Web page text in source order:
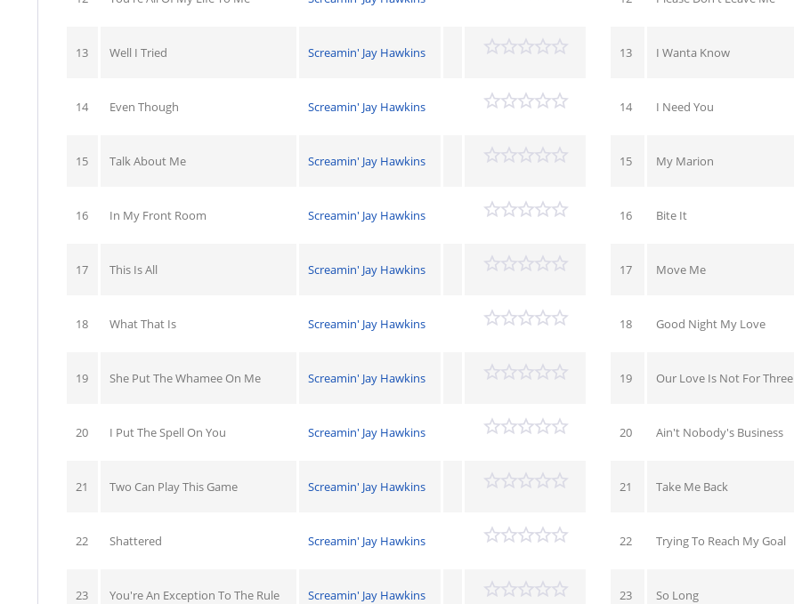
13 Well I Tried Screamin' Jay Hawkins
14 Even Though Screamin' Jay Hawkins
15 Talk About Me Screamin' Jay Hawkins
16 In My Front Room Screamin' Jay Hawkins
17 This Is All Screamin' Jay Hawkins
18 What That Is Screamin' Jay Hawkins
19 She Put The Whamee On Me Screamin' Jay Hawkins
20 I Put The Spell On You Screamin' Jay Hawkins
21 Two Can Play This Game Screamin' Jay Hawkins
22 Shattered Screamin' Jay Hawkins
23 You're An Exception To The Rule Screamin' Jay Hawkins
13 I Wanta Know
14 I Need You
15 My Marion
16 Bite It
17 Move Me
18 Good Night My Love
19 Our Love Is Not For Three
20 Ain't Nobody's Business
21 Take Me Back
22 Trying To Reach My Goal
23 So Long